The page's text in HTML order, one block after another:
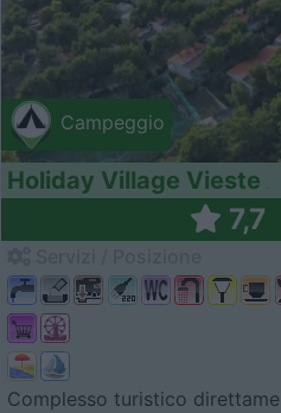
Campeggio
Holiday Village Vieste
7,7
Complesso turistico